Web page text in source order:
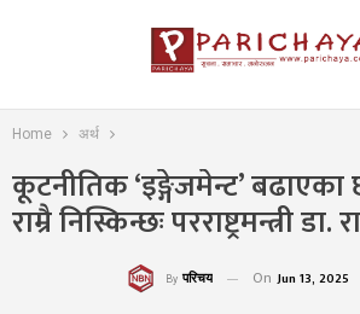
Home अर्थ
कूटनीतिक ‘इङ्गेजमेन्ट’ बढाएका
राम्रै निस्किन्छः परराष्ट्रमन्त्री डा.
By परिचय On Jun 13, 2025